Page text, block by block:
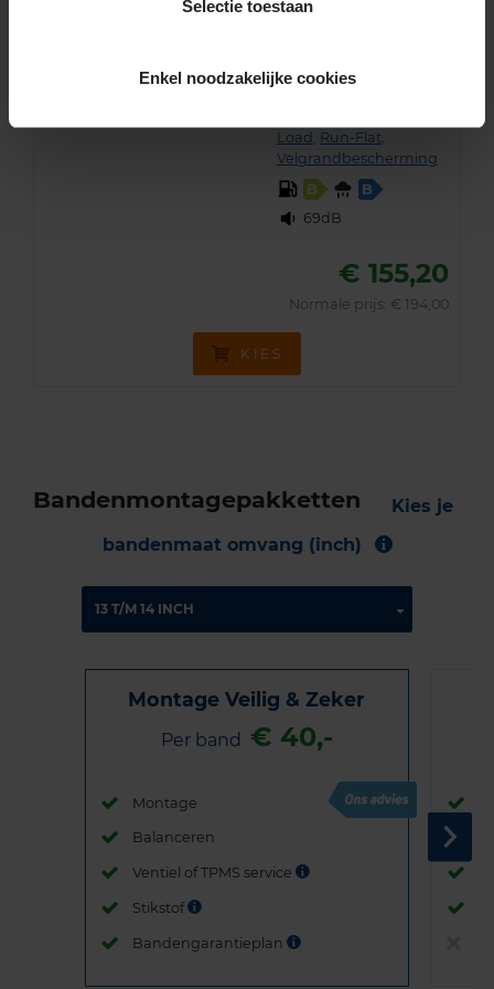
Selectie toestaan
Enkel noodzakelijke cookies
Load
Run-Flat
Velgrandbescherming
B
B
69dB
€ 155,20
Normale prijs: € 194,00
KIES
Bandenmontagepakketten
Kies je
bandenmaat omvang (inch)
Montage Veilig & Zeker
Per band € 40,-
Montage
Balanceren
Ventiel of TPMS service
Stikstof
Bandengarantieplan